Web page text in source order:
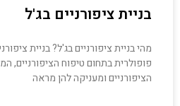
בניית ציפורניים בג'ל
מהי בניית ציפורניים בג'ל? בניית
פופולרית בתחום טיפוח
הציפורניים ומעניקה להן מראה